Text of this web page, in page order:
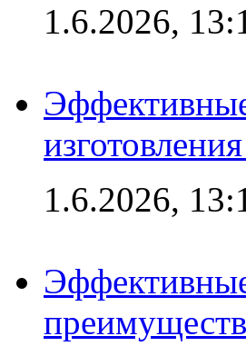
1.6.2026,
1.6.2026,